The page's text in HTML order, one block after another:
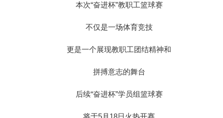
本次“奋进杯”教职工篮球赛
不仅是一场体育竞技
更是一个展现教职工团结精神和
拼搏意志的舞台
后续“奋进杯”学员组篮球赛